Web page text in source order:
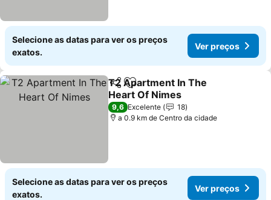
Selecione as datas para ver os preços
exatos.
Ver preços
PartilharAdicionar aos favoritos
T2 Apartment In The
Heart Of Nimes
9,6 Excelente
18
a 0.9 km de Centro da cidade
Selecione as datas para ver os preços
exatos.
Ver preços